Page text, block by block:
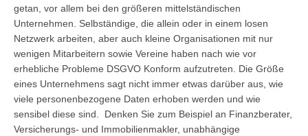
getan, vor allem bei den größeren mittelständischen
Unternehmen. Selbständige, die allein oder in einem losen
Netzwerk arbeiten, aber auch kleine Organisationen mit nur
wenigen Mitarbeitern sowie Vereine haben nach wie vor
erhebliche Probleme DSGVO Konform aufzutreten. Die Größe
eines Unternehmens sagt nicht immer etwas darüber aus, wie
viele personenbezogene Daten erhoben werden und wie
sensibel diese sind. Denken Sie zum Beispiel an Finanzberater,
Versicherungs- und Immobilienmakler, unabhängige